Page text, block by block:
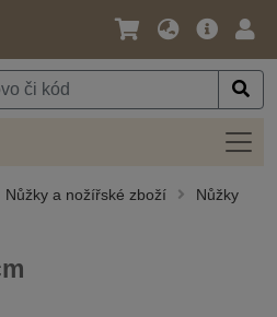
Jazyk
Měna
Hlavní
Nůžky a nožířské zboží
Nůžky